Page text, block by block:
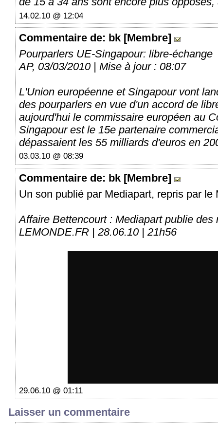
14.02.10 @ 12:04
Commentaire de: bk [Membre]
Pourparlers UE-Singapour: libre-échange
AP, 03/03/2010 | Mise à jour : 08:07
L'Union européenne et Singapour vont
des pourparlers en vue d'un accord de
aujourd'hui le commissaire européen au
Singapour est le 15e partenaire
dépassaient les 55 milliards d'euros en
03.03.10 @ 08:39
Commentaire de: bk [Membre]
Un son publié par Mediapart, repris par le
Affaire Bettencourt : Mediapart publie
LEMONDE.FR | 28.06.10 | 21h56
29.06.10 @ 01:11
Laisser un commentaire